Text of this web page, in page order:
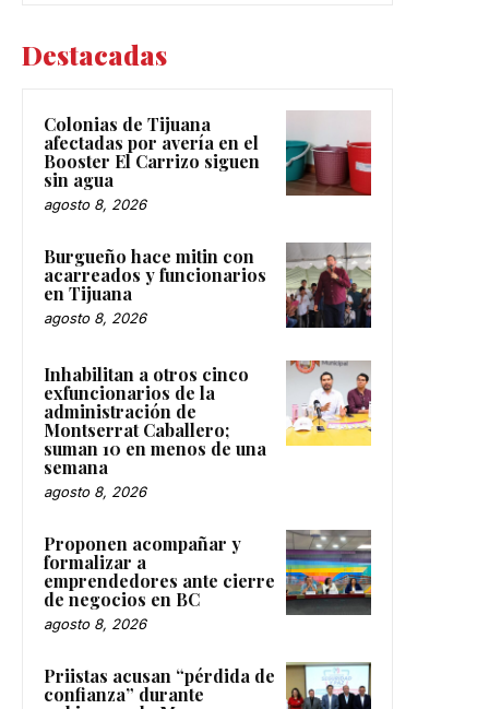
Destacadas
Colonias de Tijuana
afectadas por avería en el
Booster El Carrizo siguen
sin agua
agosto 8, 2026
Burgueño hace mitin con
acarreados y funcionarios
en Tijuana
agosto 8, 2026
Inhabilitan a otros cinco
exfuncionarios de la
administración de
Montserrat Caballero;
suman 10 en menos de una
semana
agosto 8, 2026
Proponen acompañar y
formalizar a
emprendedores ante cierre
de negocios en BC
agosto 8, 2026
Priistas acusan “pérdida de
confianza” durante